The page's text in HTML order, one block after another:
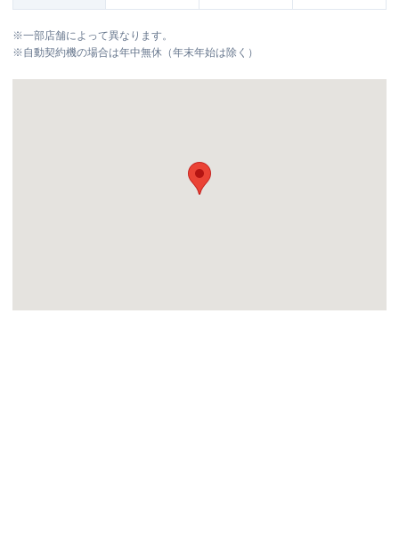
※一部店舗によって異なります。
※自動契約機の場合は年中無休（年末年始は除く）